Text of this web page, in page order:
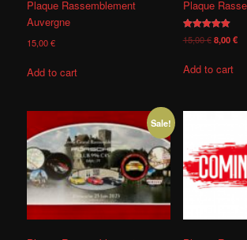
Plaque Rassemblement
Auvergne
15,00€
Add to cart
Plaque
Rated
5.00
15,00€ 8,00€
Add to cart
Sale!